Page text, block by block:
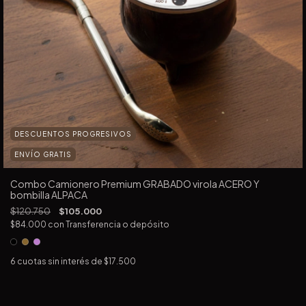
DESCUENTOS PROGRESIVOS
ENVÍO GRATIS
Combo Camionero Premium GRABADO virola ACERO Y
bombilla ALPACA
$120.750 $105.000
$84.000 con Transferencia o depósito
6 cuotas sin interés de $17.500